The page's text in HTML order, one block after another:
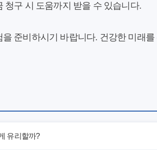
청구 시 도움까지 받을 수 있습니다.
준비하시기 바랍니다. 건강한 미래
유리할까?